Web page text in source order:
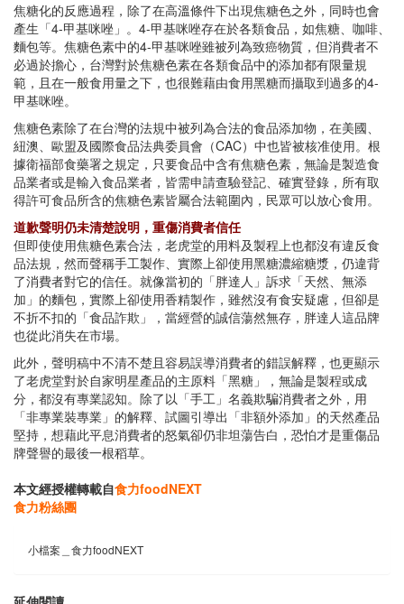
焦糖化的反應過程，除了在高溫條件下出現焦糖色之外，同時也會
產生「4-甲基咪唑」。4-甲基咪唑存在於各類食品，如焦糖、咖啡、
麵包等。焦糖色素中的4-甲基咪唑雖被列為致癌物質，但消費者不
必過於擔心，台灣對於焦糖色素在各類食品中的添加都有限量規
範，且在一般食用量之下，也很難藉由食用黑糖而攝取到過多的4-
甲基咪唑。
焦糖色素除了在台灣的法規中被列為合法的食品添加物，在美國、
紐澳、歐盟及國際食品法典委員會（CAC）中也皆被核准使用。根
據衛福部食藥署之規定，只要食品中含有焦糖色素，無論是製造食
品業者或是輸入食品業者，皆需申請查驗登記、確實登錄，所有取
得許可食品所含的焦糖色素皆屬合法範圍內，民眾可以放心食用。
道歉聲明仍未清楚說明，重傷消費者信任
但即使使用焦糖色素合法，老虎堂的用料及製程上也都沒有違反食
品法規，然而聲稱手工製作、實際上卻使用黑糖濃縮糖漿，仍違背
了消費者對它的信任。就像當初的「胖達人」訴求「天然、無添
加」的麵包，實際上卻使用香精製作，雖然沒有食安疑慮，但卻是
不折不扣的「食品詐欺」，當經營的誠信蕩然無存，胖達人這品牌
也從此消失在市場。
此外，聲明稿中不清不楚且容易誤導消費者的錯誤解釋，也更顯示
了老虎堂對於自家明星產品的主原料「黑糖」，無論是製程或成
分，都沒有專業認知。除了以「手工」名義欺騙消費者之外，用
「非專業裝專業」的解釋、試圖引導出「非額外添加」的天然產品
堅持，想藉此平息消費者的怒氣卻仍非坦蕩告白，恐怕才是重傷品
牌聲譽的最後一根稻草。
本文經授權轉載自食力foodNEXT
食力粉絲團
小檔案＿食力foodNEXT